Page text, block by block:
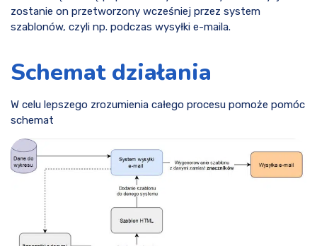
zostanie on przetworzony wcześniej przez system
szablonów, czyli np. podczas wysyłki e-maila.
Schemat działania
W celu lepszego zrozumienia całego procesu pomoże pomóc
schemat